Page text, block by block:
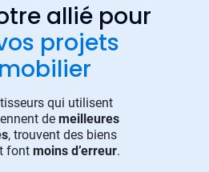
allié pour
projets
qui utilisent
de meilleures
, trouvent des biens
font moins d’erreur.